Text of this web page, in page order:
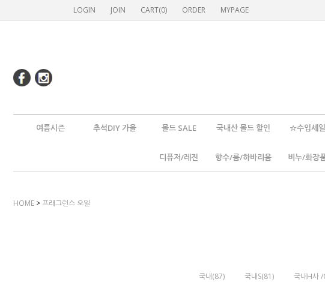
LOGIN JOIN CART(0) ORDER MYPAGE
여름시즌 추석DIY 가을 몰드 SALE 국내산 몰드 할인 ☆수입세일
디퓨저/레진 향수/룸/하바리움 비누/화장
HOME >프래그런스 오일
국내(87) 국내S(81) 국내H사